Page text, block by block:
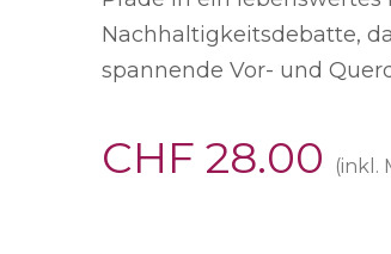
Nachhaltigkeitsdebatte,
spannende Vor- und
CHF 28.00 (inkl.